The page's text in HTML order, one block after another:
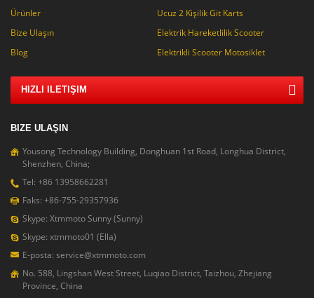
Ürünler
Bize Ulaşın
Blog
Ucuz 2 Kişilik Git Karts
Elektrik Hareketlilik Scooter
Elektrikli Scooter Motosiklet
HIZLI ILETIŞIM
BIZE ULAŞIN
Yousong Technology Building, Donghuan 1st Road, Longhua District,
Shenzhen, China;
Tel: +86 13958662281
Faks: +86-755-29357936
Skype: Xtmmoto Sunny (Sunny)
Skype: xtmmoto01 (Ella)
E-posta: service@xtmmoto.com
No. 588, Lingshan West Street, Luqiao District, Taizhou, Zhejiang
Province, China